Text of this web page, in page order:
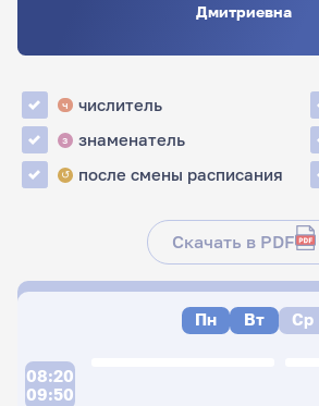
Дмитриевна
ч числитель
з знаменатель
↺ после смены расписания
Скачать в PDF
Пн Вт Ср
08:20
09:50